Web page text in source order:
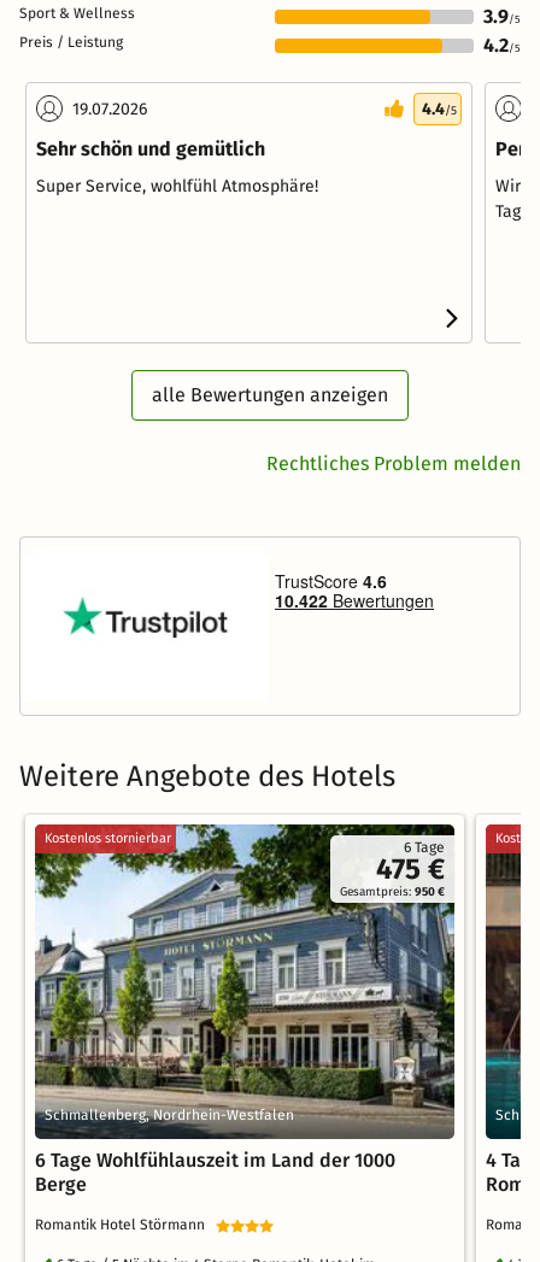
Sport & Wellness 3.9/5
Preis / Leistung 4.2/5
19.07.2026 4.4/5
Sehr schön und gemütlich
Super Service, wohlfühl Atmosphäre!
Wir
alle Bewertungen anzeigen
Rechtliches Problem melden
Weitere Angebote des Hotels
6 Tage
475 €
Gesamtpreis:950 €
Kostenlos stornierbar
Schmallenberg, Nordrhein-Westfalen
6 Tage Wohlfühlauszeit im Land der 1000
Berge
Romantik Hotel Störmann
4